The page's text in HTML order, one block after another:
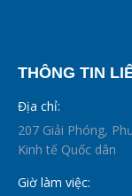
THÔNG TIN
Địa chỉ:
207 Giải Phóng,
Kinh tế Quốc dân
Giờ làm việc: